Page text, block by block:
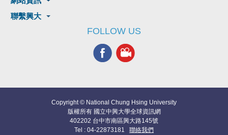
聯繫興大
FOLLOW US
Copyright © National Chung Hsing University
版權所有 國立中興大學全球資訊網
402202 台中市南區興大路145號
Tel : 04-22873181 聯絡我們